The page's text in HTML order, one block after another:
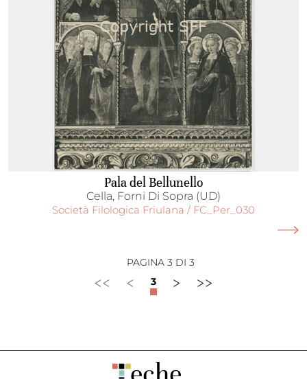
Pala del Bellunello
Cella, Forni Di Sopra (UD)
Società Filologica Friulana / FC_Per_030
<< < 3 > >>
PAGINA 3 DI 3